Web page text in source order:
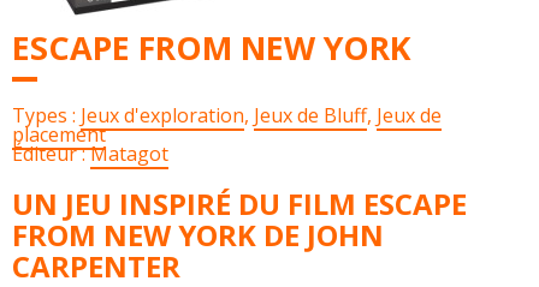
ESCAPE FROM NEW YORK
Types : Jeux d'exploration, Jeux de Bluff, Jeux de
placement
Éditeur :Matagot
UN JEU INSPIRÉ DU FILM ESCAPE
FROM NEW YORK DE JOHN
CARPENTER